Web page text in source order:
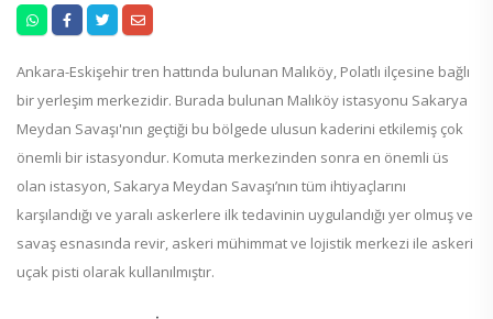
Ankara-Eskişehir tren hattında bulunan Malıköy, Polatlı ilçesine bağlı
bir yerleşim merkezidir. Burada bulunan Malıköy istasyonu Sakarya
Meydan Savaşı'nın geçtiği bu bölgede ulusun kaderini etkilemiş çok
önemli bir istasyondur. Komuta merkezinden sonra en önemli üs
olan istasyon, Sakarya Meydan Savaşı’nın tüm ihtiyaçlarını
karşılandığı ve yaralı askerlere ilk tedavinin uygulandığı yer olmuş ve
savaş esnasında revir, askeri mühimmat ve lojistik merkezi ile askeri
uçak pisti olarak kullanılmıştır.